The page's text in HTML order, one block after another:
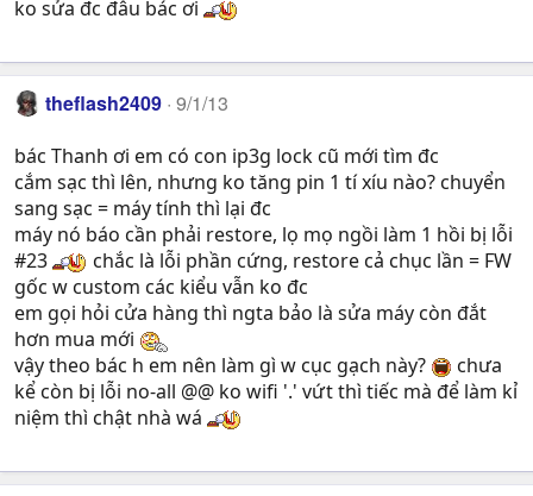
ko sửa đc đâu bác ơi
theflash2409 9/1/13
bác Thanh ơi em có con ip3g lock cũ mới tìm đc
cắm sạc thì lên, nhưng ko tăng pin 1 tí xíu nào? chuyển
sang sạc = máy tính thì lại đc
máy nó báo cần phải restore, lọ mọ ngồi làm 1 hồi bị lỗi
#23
chắc là lỗi phần cứng, restore cả chục lần = FW
gốc w custom các kiểu vẫn ko đc
em gọi hỏi cửa hàng thì ngta bảo là sửa máy còn đắt
hơn mua mới
vậy theo bác h em nên làm gì w cục gạch này?
chưa
kể còn bị lỗi no-all @@ ko wifi '.' vứt thì tiếc mà để làm kỉ
niệm thì chật nhà wá